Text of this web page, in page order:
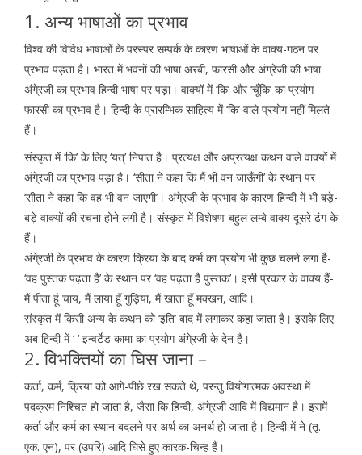
1. अन्य भाषाओं का प्रभाव
विश्व की विविध भाषाओं के परस्पर सम्पर्क के कारण भाषाओं के वाक्य-गठन पर
प्रभाव पड़ता है। भारत में भवनों की भाषा अरबी, फारसी और अंग्रेजी की भाषा
अंगे्रजी का प्रभाव हिन्दी भाषा पर पड़ा। वाक्यों में ‘कि’ और ‘चूँकि’ का प्रयोग
फारसी का प्रभाव है। हिन्दी के प्रारम्भिक साहित्य में ‘कि’ वाले प्रयोग नहीं मिलते
हैं।
संस्कृत में ‘कि’ के लिए ‘यत्’ निपात है। प्रत्यक्ष और अप्रत्यक्ष कथन वाले वाक्यों में
अंगे्रजी का प्रभाव पड़ा है। ‘सीता ने कहा कि मैं भी वन जाऊँगी’ के स्थान पर
‘सीता ने कहा कि वह भी वन जाएगी’। अंगे्रजी के प्रभाव के कारण हिन्दी में भी बड़े-
बड़े वाक्यों की रचना होने लगी है। संस्कृत में विशेषण-बहुल लम्बे वाक्य दूसरे ढंग के
हैं।
अंगे्रजी के प्रभाव के कारण क्रिया के बाद कर्म का प्रयोग भी कुछ चलने लगा है-
‘वह पुस्तक पढ़ता है’ के स्थान पर ‘वह पढ़ता है पुस्तक’। इसी प्रकार के वाक्य हैं-
मैं पीता हूं चाय, मैं लाया हूँ गुड़िया, मैं खाता हूँ मक्खन, आदि।
संस्कृत में किसी अन्य के कथन को ‘इति’ बाद में लगाकर कहा जाता है। इसके लिए
अब हिन्दी में ‘ ‘ इन्वर्टेड कामा का प्रयोग अंगे्रजी के देन है।
2. विभक्तियों का घिस जाना –
कर्ता, कर्म, क्रिया को आगे-पीछे रख सकते थे, परन्तु वियोगात्मक अवस्था में
पदक्रम निश्चित हो जाता है, जैसा कि हिन्दी, अंगे्रजी आदि में विद्यमान है। इसमें
कर्ता और कर्म का स्थान बदलने पर अर्थ का अनर्थ हो जाता है। हिन्दी में ने (तृ.
एक. एन), पर (उपरि) आदि घिसे हुए कारक-चिन्ह हैं।